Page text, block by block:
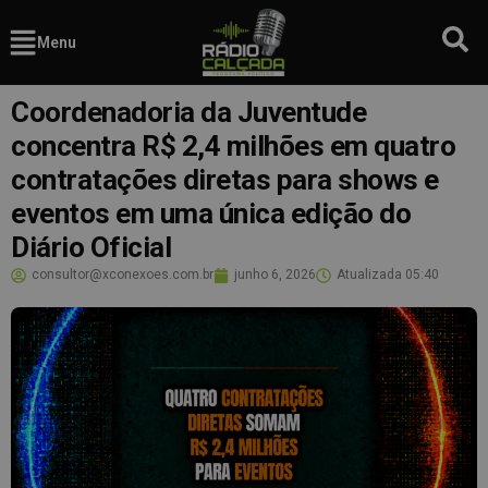
Menu
Coordenadoria da Juventude
concentra R$ 2,4 milhões em quatro
contratações diretas para shows e
eventos em uma única edição do
Diário Oficial
consultor@xconexoes.com.br junho 6, 2026 Atualizada 05:40